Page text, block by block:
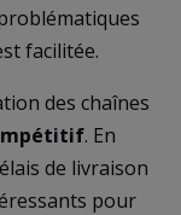
facilitée.
des chaînes
. En
de livraison
pour